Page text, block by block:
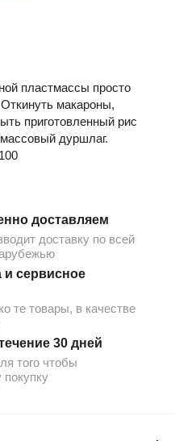
пластмассы просто
макароны,
приготовленный рис
дуршлаг.
доставляем
доставку по всей
и сервисное
те товары, в качестве
30 дней
того чтобы
покупку